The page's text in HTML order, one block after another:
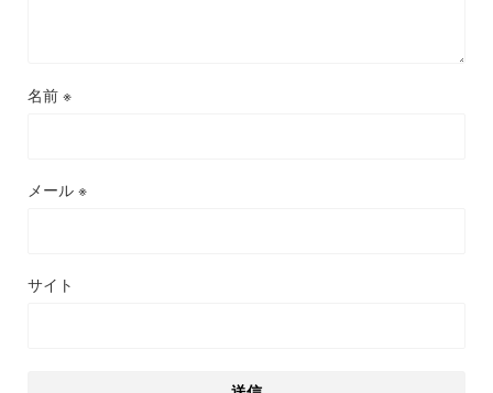
名前 ※
メール ※
サイト